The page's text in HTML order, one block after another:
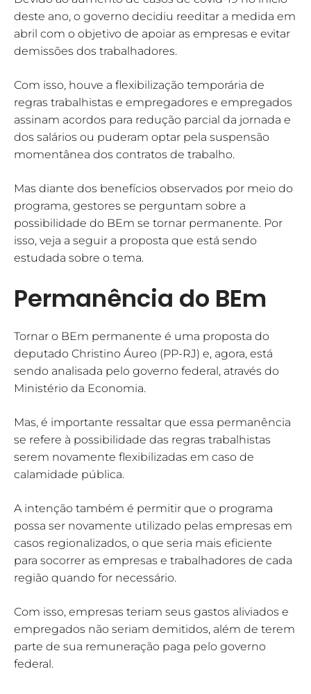
deste ano, o governo decidiu reeditar a medida em
abril com o objetivo de apoiar as empresas e evitar
demissões dos trabalhadores.
Com isso, houve a flexibilização temporária de
regras trabalhistas e empregadores e empregados
assinam acordos para redução parcial da jornada e
dos salários ou puderam optar pela suspensão
momentânea dos contratos de trabalho.
Mas diante dos benefícios observados por meio do
programa, gestores se perguntam sobre a
possibilidade do BEm se tornar permanente. Por
isso, veja a seguir a proposta que está sendo
estudada sobre o tema.
Permanência do BEm
Tornar o BEm permanente é uma proposta do
deputado Christino Áureo (PP-RJ) e, agora, está
sendo analisada pelo governo federal, através do
Ministério da Economia.
Mas, é importante ressaltar que essa permanência
se refere à possibilidade das regras trabalhistas
serem novamente flexibilizadas em caso de
calamidade pública.
A intenção também é permitir que o programa
possa ser novamente utilizado pelas empresas em
casos regionalizados, o que seria mais eficiente
para socorrer as empresas e trabalhadores de cada
região quando for necessário.
Com isso, empresas teriam seus gastos aliviados e
empregados não seriam demitidos, além de terem
parte de sua remuneração paga pelo governo
federal.